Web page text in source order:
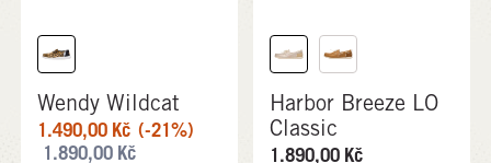
Wendy Wildcat
1.490,00 Kč (-21%)
1.890,00 Kč
Harbor Breeze LO
Classic
1.890,00 Kč